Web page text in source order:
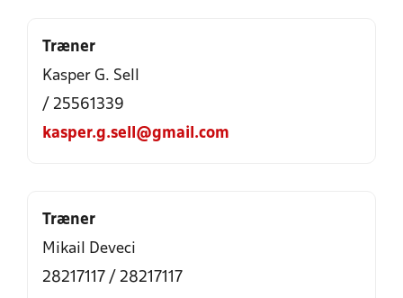
Træner
Kasper G. Sell
/ 25561339
kasper.g.sell@gmail.com
Træner
Mikail Deveci
28217117 / 28217117